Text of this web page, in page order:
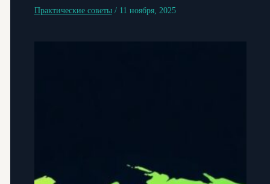
Практические советы/ 11 ноября, 2025